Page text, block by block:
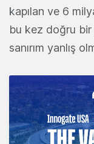
kapılan ve 6
bu kez doğru
sanırım yanlış